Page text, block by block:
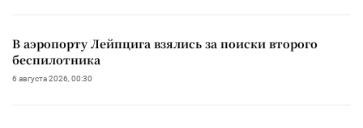
В аэропорту Лейпцига взялись за поиски второго
беспилотника
6 августа 2026, 00:30